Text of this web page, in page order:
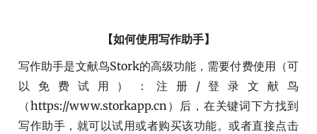
【如何使用写作助手】
写作助手是文献鸟Stork的高级功能，需要付费使用（可
以免费试用）：注册/登录文献鸟
（https://www.storkapp.cn）后，在关键词下方找到
写作助手，就可以试用或者购买该功能。或者直接点击